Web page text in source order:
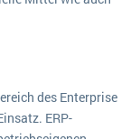
Unternehmenssoftware?
in Enterprise-KI
des Enterprise
ERP-